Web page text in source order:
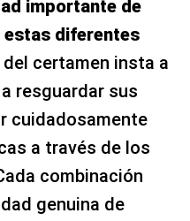
importante de
estas diferentes
certamen insta a
resguardar sus
cuidadosamente
a través de los
combinación
genuina de